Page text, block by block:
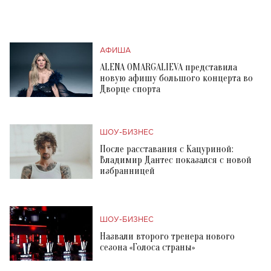
АФИША
ALENA OMARGALIEVA представила
новую афишу большого концерта во
Дворце спорта
ШОУ-БИЗНЕС
После расставания с Кацуриной:
Владимир Дантес показался с новой
избранницей
ШОУ-БИЗНЕС
Назвали второго тренера нового
сезона «Голоса страны»